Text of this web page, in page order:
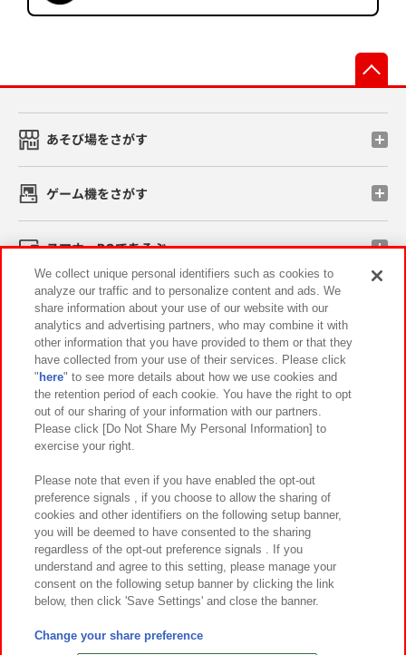
あそび場をさがす
ゲーム機をさがす
スマホ・PCであそぶ
イベント・キャンペーン
関連会社 サステナビリティ サイトポリシー
プライバシーポリシー ウェブアクセシビリティ方針と検証結果
お取引先さまとともに
カスタマーハラスメント対応方針 よくあるご質問・お問い合わせ
©Bandai Namco Amusement Inc.
©Bandai Namco Amusement Lab Inc.
We collect unique personal identifiers such as cookies to
analyze our traffic and to personalize content and ads. We
share information about your use of our website with our
analytics and advertising partners, who may combine it with
other information that you have provided to them or that they
have collected from your use of their services. Please click
" here" to see more details about how we use cookies and
the retention period of each cookie. You have the right to opt
out of our sharing of your information with our partners.
Please click [Do Not Share My Personal Information] to
exercise your right.
Please note that even if you have enabled the opt-out
preference signals , if you choose to allow the sharing of
cookies and other identifiers on the following setup banner,
you will be deemed to have consented to the sharing
regardless of the opt-out preference signals . If you
understand and agree to this setting, please manage your
consent on the following setup banner by clicking the link
below, then click 'Save Settings' and close the banner.
Change your share preference